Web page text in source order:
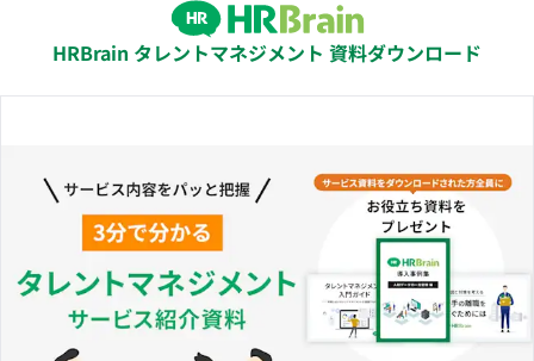
HRBrain タレントマネジメント 資料ダウンロード